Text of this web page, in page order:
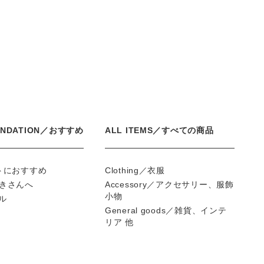
／おすすめ
におすすめ
さんへ
ALL ITEMS／すべての商品
Clothing／衣服
Accessory／アクセサリー、服飾
小物
General goods／雑貨、インテ
リア 他